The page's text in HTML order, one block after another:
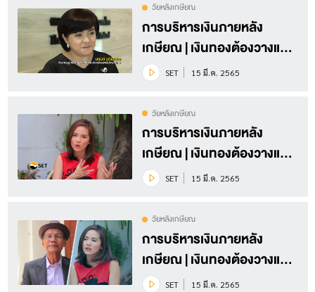
วัยหลังเกษียณ
การบริหารเงินภายหลัง
เกษียณ | เงินทองต้องวางแผน
Season 3 EP.26 (3/3)
SET 15 มี.ค. 2565
วัยหลังเกษียณ
การบริหารเงินภายหลัง
เกษียณ | เงินทองต้องวางแผน
Season 3 EP.26 (2/3)
SET 15 มี.ค. 2565
วัยหลังเกษียณ
การบริหารเงินภายหลัง
เกษียณ | เงินทองต้องวางแผน
Season 3 EP.26 (1/3)
SET 15 มี.ค. 2565